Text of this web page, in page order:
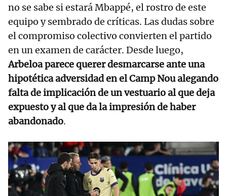
no se sabe si estará Mbappé, el rostro de este
equipo y sembrado de críticas. Las dudas sobre
el compromiso colectivo convierten el partido
en un examen de carácter. Desde luego,
Arbeloa parece querer desmarcarse ante una
hipotética adversidad en el Camp Nou alegando
falta de implicación de un vestuario al que deja
expuesto y al que da la impresión de haber
abandonado.